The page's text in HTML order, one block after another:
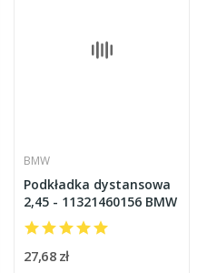
BMW
Podkładka dystansowa
2,45 - 11321460156 BMW
27,68 zł